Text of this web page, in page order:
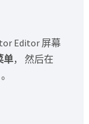
Editor 屏幕
单， 然后在